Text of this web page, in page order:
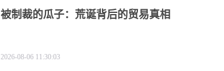
被制裁的瓜子：荒诞背后的贸易真相
2026-08-06 11:30:03